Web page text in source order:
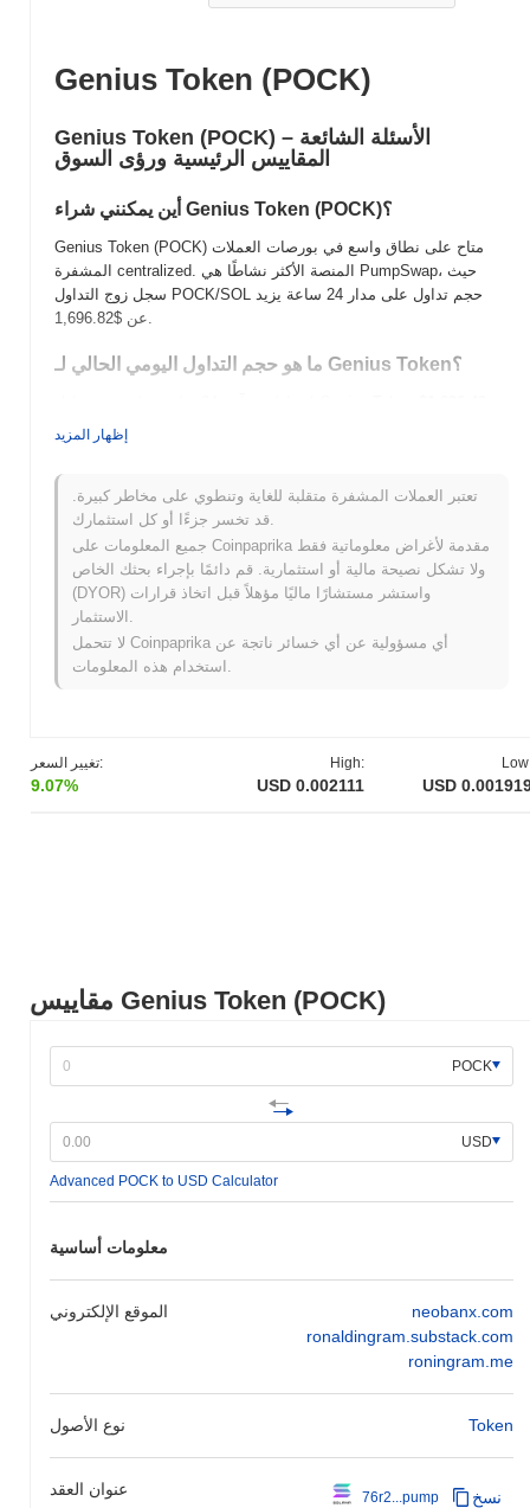
مقاييس Genius Token (POCK)
POCK
USD
Advanced POCK to USD Calculator
معلومات أساسية
الموقع الإلكتروني
neobanx.com
ronaldingram.substack.com
roningram.me
نوع الأصول Token
عنوان العقد 76r2...pump نسخ
تغيير السعر:
9.07%
High:
USD 0.002111 USD
Genius Token (POCK)
Genius Token (POCK) الأسئلة الشائعة –
المقاييس الرئيسية ورؤى السوق
أين يمكنني شراء Genius Token (POCK)؟
Genius Token (POCK) متاح على نطاق واسع في بورصات العملات
المشفرة centralized. المنصة الأكثر نشاطًا هي PumpSwap، حيث
سجل زوج التداول POCK/SOL حجم تداول على مدار 24 ساعة يزيد
عن $1,696.82 .
ما هو حجم التداول اليومي الحالي لـ Genius Token؟
مقارنة بالأمس. يشير هذا إلى زيادة
ما هو تاريخ نطاق السعر لـ Genius Token؟
أعلى سعر على الإطلاق (ATH):
أدنى سعر على الإطلاق (ATL):
NaN
Genius Token يتم تداوله حاليًا بنسبة ~71.64% أقل من ATH .
كيف يعمل Genius Token مقارنة بسوق العملات المشفرة
الأوسع؟
إظهار المزيد
تعتبر العملات المشفرة متقلبة للغاية وتنطوي على مخاطر كبيرة.
قد تخسر جزءًا أو كل استثمارك.
جميع المعلومات على Coinpaprika مقدمة لأغراض معلوماتية فقط
ولا تشكل نصيحة مالية أو استثمارية. قم دائمًا بإجراء بحثك الخاص
(DYOR) واستشر مستشارًا ماليًا مؤهلاً قبل اتخاذ قرارات
لا تتحمل Coinpaprika أي مسؤولية عن أي خسائر ناتجة عن